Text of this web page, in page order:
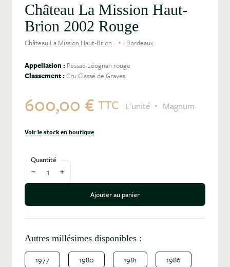
Château La Mission Haut-
Brion 2002 Rouge
Château La Mission Haut-Brion Bordeaux
Appellation : Pessac-Léognan rouge
Classement :Cru Classé de Graves
600,00 € TTC L'unité Magnum
Voir le stock en boutique
Quantité
Diminuer la quantité
Augmenter la quantité
Ajouter au panier
Autres millésimes disponibles :
1977 1980 1981 1986